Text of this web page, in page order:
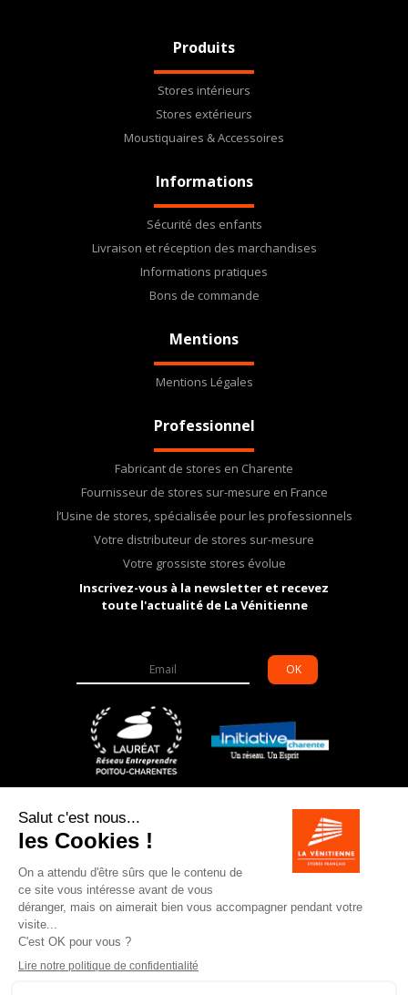
Produits
Stores intérieurs
Stores extérieurs
Moustiquaires & Accessoires
Informations
Sécurité des enfants
Livraison et réception des marchandises
Informations pratiques
Bons de commande
Mentions
Mentions Légales
Professionnel
Fabricant de stores en Charente
Fournisseur de stores sur-mesure en France
l’Usine de stores, spécialisée pour les professionnels
Votre distributeur de stores sur-mesure
Votre grossiste stores évolue
Inscrivez-vous à la newsletter et recevez
toute l'actualité de La Vénitienne
OK
6 allée des grands champs – ZI de Souillac